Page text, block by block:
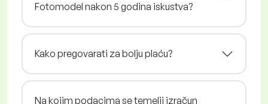
Fotomodel nakon 5 godina iskustva?
Kako pregovarati za bolju plaću?
Na kojim podacima se temelji izračun